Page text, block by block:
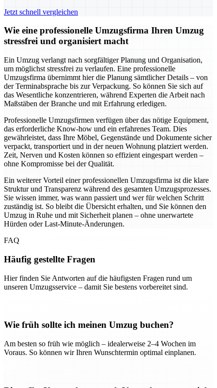
Jetzt schnell vergleichen
Wie eine professionelle Umzugsfirma Ihren Umzug
stressfrei und organisiert macht
Ein Umzug verlangt nach sorgfältiger Planung und Organisation,
um möglichst stressfrei zu verlaufen. Eine professionelle
Umzugsfirma übernimmt hier die Planung sämtlicher Details – von
der Terminabsprache bis zur Verpackung. So können Sie sich auf
das Wesentliche konzentrieren, während Experten die Arbeit nach
Maßstäben der Branche und mit Erfahrung erledigen.
Professionelle Umzugsfirmen verfügen über das nötige Equipment,
das erforderliche Know-how und ein erfahrenes Team. Dies
gewährleistet, dass Ihre Möbel, Gegenstände und Dokumente sicher
verpackt, transportiert und in der neuen Wohnung platziert werden.
Zeit, Nerven und Kosten können so effizient eingespart werden –
ohne Kompromisse bei der Qualität.
Ein weiterer Vorteil einer professionellen Umzugsfirma ist die klare
Struktur und Transparenz während des gesamten Umzugsprozesses.
Sie wissen immer, was wann passiert und wer für welchen Schritt
zuständig ist. So bleibt die Übersicht erhalten, und Sie können den
Umzug in Ruhe und mit Sicherheit planen – ohne unerwartete
Hürden oder Last-Minute-Änderungen.
FAQ
Häufig gestellte Fragen
Hier finden Sie Antworten auf die häufigsten Fragen rund um
unseren Umzugsservice – damit Sie bestens vorbereitet sind.
Wie früh sollte ich meinen Umzug buchen?
Am besten so früh wie möglich – idealerweise 2–4 Wochen im
Voraus. So können wir Ihren Wunschtermin optimal einplanen.